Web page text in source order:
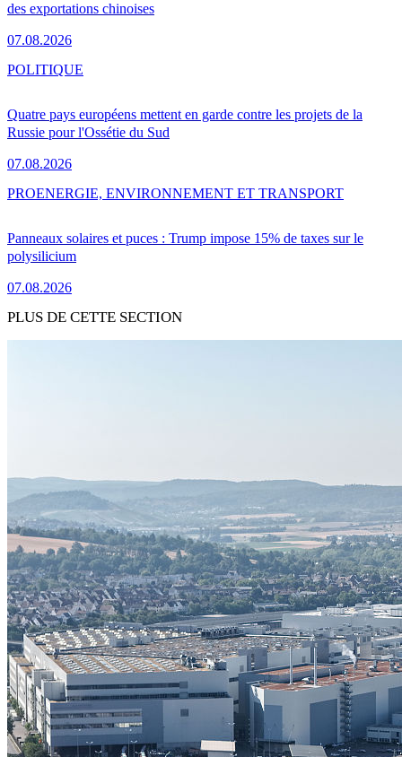
des exportations chinoises
07.08.2026
Quatre pays européens mettent en garde contre les projets de la
Russie pour l'Ossétie du Sud
07.08.2026
POLITIQUE
Panneaux solaires et puces : Trump impose 15% de taxes sur le
polysilicium
07.08.2026
PROENERGIE, ENVIRONNEMENT ET TRANSPORT
PLUS DE CETTE SECTION